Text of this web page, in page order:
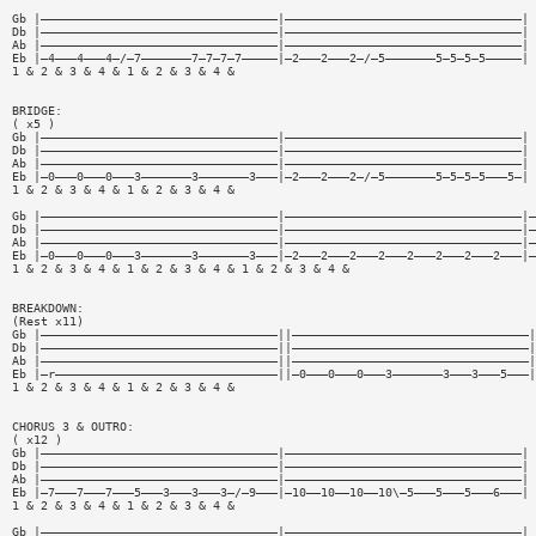
Gb |—————————————————————————————————|—————————————————————————————————|
Db |—————————————————————————————————|—————————————————————————————————|
Ab |—————————————————————————————————|—————————————————————————————————|
Eb |—4———4———4—/—7———————7—7—7—7—————|—2———2———2—/—5———————5—5—5—5—————|
1 & 2 & 3 & 4 & 1 & 2 & 3 & 4 &
BRIDGE:
( x5 )
Gb |—————————————————————————————————|—————————————————————————————————|
Db |—————————————————————————————————|—————————————————————————————————|
Ab |—————————————————————————————————|—————————————————————————————————|
Eb |—0———0———0———3———————3———————3———|—2———2———2—/—5———————5—5—5—5———5—|
1 & 2 & 3 & 4 & 1 & 2 & 3 & 4 &
Gb
Db
Ab
Eb
1 & 2 & 3 & 4 & 1 & 2 & 3 & 4 & 1 & 2 & 3 & 4 &
BREAKDOWN:
(Rest x11)
Gb |—————————————————————————————————||—————————————————————————————————|
Db |—————————————————————————————————||—————————————————————————————————|
Ab |—————————————————————————————————||—————————————————————————————————|
Eb |—r———————————————————————————————||—0———0———0———3———————3———3———5———|
1 & 2 & 3 & 4 & 1 & 2 & 3 & 4 &
CHORUS 3 & OUTRO:
( x12 )
Gb |—————————————————————————————————|—————————————————————————————————|
Db |—————————————————————————————————|—————————————————————————————————|
Ab |—————————————————————————————————|—————————————————————————————————|
Eb |—7———7———7———5———3———3———3—/—9———|—10——10——10——10\—5———5———5———6———|
1 & 2 & 3 & 4 & 1 & 2 & 3 & 4 &
Gb |—————————————————————————————————|—————————————————————————————————|